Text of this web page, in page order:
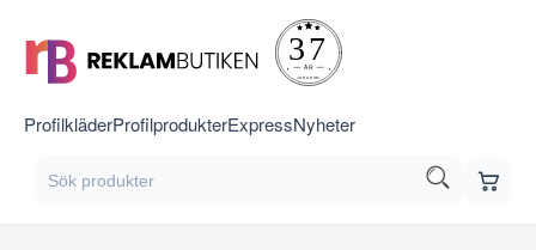
ProfilkläderProfilprodukterExpressNyheter